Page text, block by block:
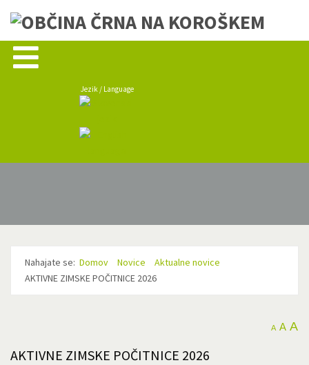
Jezik / Language
Nahajate se: Domov Novice
Aktualne novice
AKTIVNE ZIMSKE POČITNICE 2026
A A A
AKTIVNE ZIMSKE POČITNICE 2026